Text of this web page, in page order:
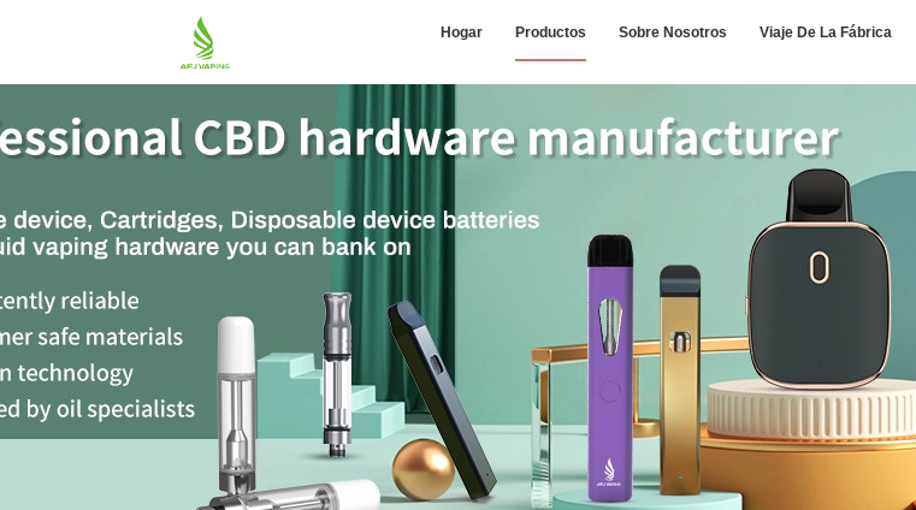
Hogar Productos Sobre Nosotros Viaje De La Fábrica